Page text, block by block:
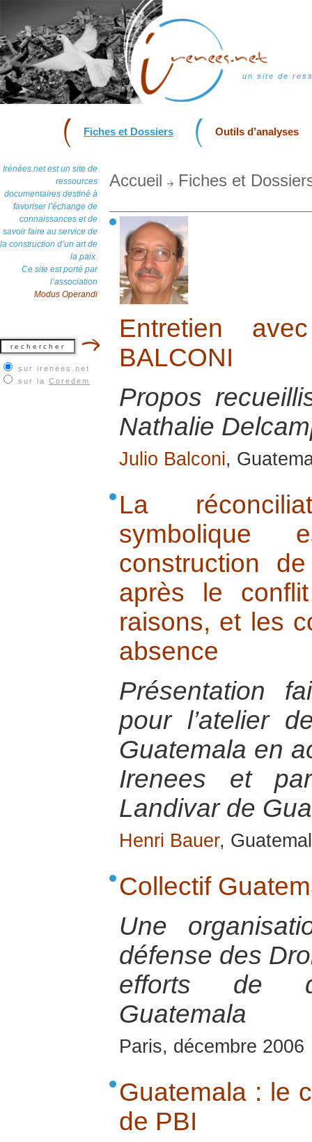
un site de
Fiches et Dossiers Outils d’analyses
Irénées.net est un site de
ressources
documentaires destiné à
favoriser l’échange de
connaissances et de
savoir faire au service de
la construction d’un art de
la paix.
Ce site est porté par
l’association
Modus Operandi
sur irenees.net
sur la Coredem
Accueil Fiches et
Entretien
BALCONI
Propos
Nathalie
Julio Balconi,
La
symbolique
construction
après le
raisons, et les
absence
Présentation
pour l’atelier
Guatemala en
Irenees et
Landivar de
Henri Bauer,
Collectif
Une
défense des
efforts de
Guatemala
Paris, décembre 2006
Guatemala : le
de PBI